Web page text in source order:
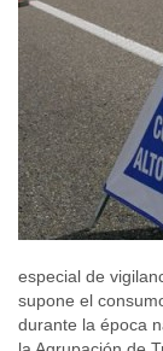
especial de
supone el
durante la época